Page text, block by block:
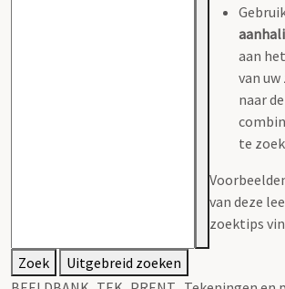
aan
van
naar
te
van deze
zoektips
Zoek
Uitgebreid zoeken